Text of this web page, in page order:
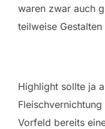
waren zwar auch
teilweise
Highlight sollte ja
Vorfeld bereits